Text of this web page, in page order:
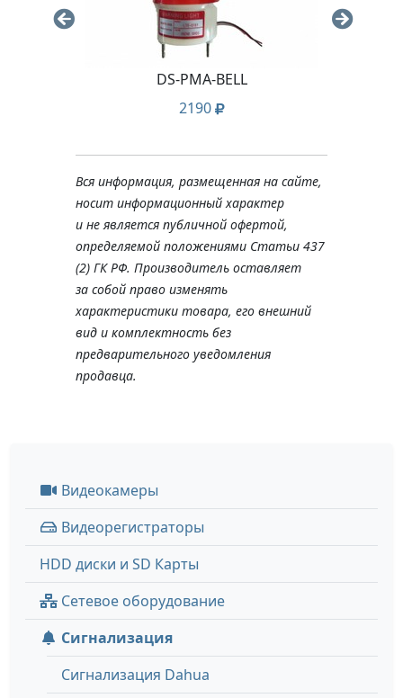
DS-PMA-BELL
2190
Вся информация, размещенная на сайте,
носит информационный характер
и не является публичной офертой,
определяемой положениями Статьи 437
(2) ГК РФ. Производитель оставляет
за собой право изменять
характеристики товара, его внешний
вид и комплектность без
предварительного уведомления
продавца.
Видеокамеры
Видеорегистраторы
HDD диски и SD Карты
Сетевое оборудование
Сигнализация
Сигнализация Dahua